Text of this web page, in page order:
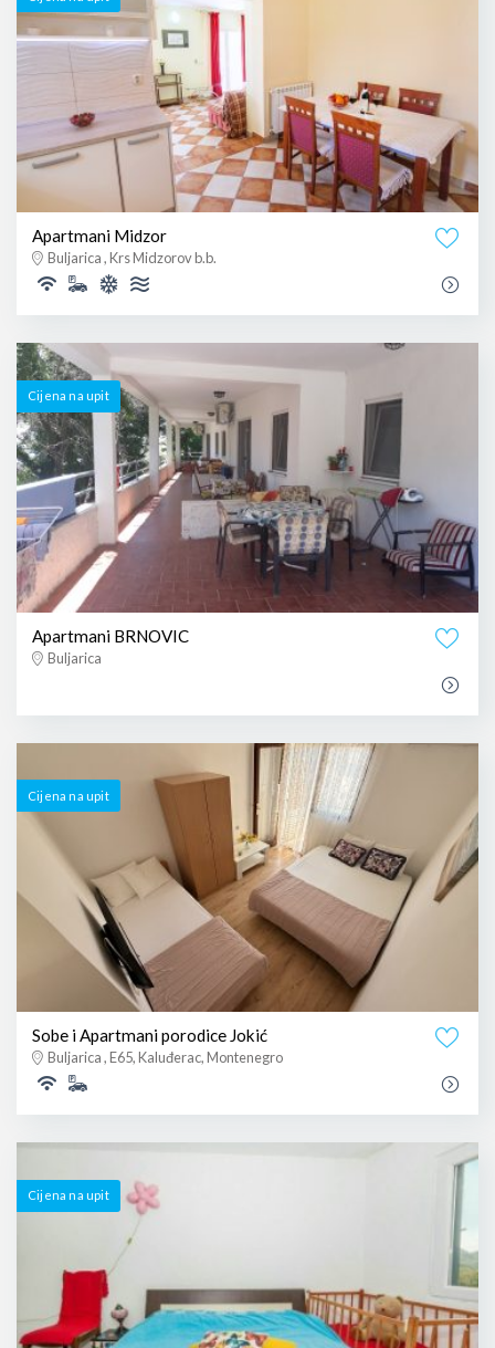
Apartmani Midzor
Buljarica , Krs Midzorov b.b.
Cijena na upit
Apartmani BRNOVIC
Buljarica
Cijena na upit
Sobe i Apartmani porodice Jokić
Buljarica , E65, Kaluđerac, Montenegro
Cijena na upit